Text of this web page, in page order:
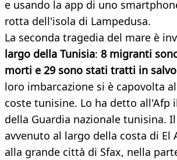
e usando la app di uno
rotta dell'isola di Lampedusa.
La seconda tragedia del mare è
largo della Tunisia: 8 migranti
morti e 29 sono stati tratti in salvo
loro imbarcazione si è capovolta
coste tunisine. Lo ha detto all'Afp
della Guardia nazionale tunisina.
avvenuto al largo della costa di El
alla grande città di Sfax, nella